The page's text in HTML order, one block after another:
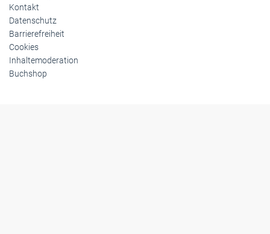
Kontakt
Datenschutz
Barrierefreiheit
Cookies
Inhaltemoderation
Buchshop